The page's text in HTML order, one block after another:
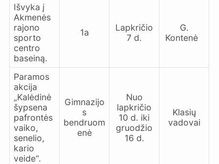
Išvyka į
Akmenės
rajono
sporto
centro
baseiną.
1a
Lapkričio
7 d.
G.
Kontenė
Paramos
akcija
„Kalėdinė
šypsena
pafrontės
vaiko,
senelio,
kario
veide“.
Gimnazijo
s
bendruom
enė
Nuo
lapkričio
10 d. iki
gruodžio
16 d.
Klasių
vadovai